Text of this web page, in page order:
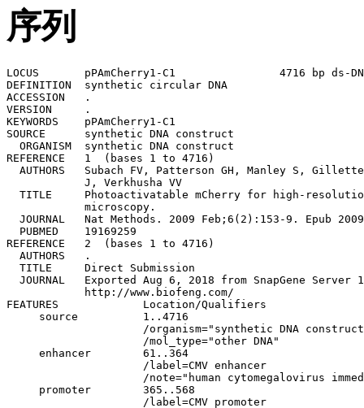
序列
LOCUS       pPAmCherry1-C1                4716 bp ds-
DEFINITION  synthetic circular DNA
ACCESSION   .
VERSION     .
KEYWORDS    pPAmCherry1-C1
SOURCE      synthetic DNA construct
  ORGANISM  synthetic DNA construct
REFERENCE   1  (bases 1 to 4716)
AUTHORS   Subach FV, Patterson GH, Manley S,
            J, Verkhusha VV
TITLE     Photoactivatable mCherry for high-
            microscopy.
JOURNAL   Nat Methods. 2009 Feb;6(2):153-9. Epub
  PUBMED    19169259
REFERENCE   2  (bases 1 to 4716)
  AUTHORS   .
  TITLE     Direct Submission
JOURNAL   Exported Aug 6, 2018 from SnapGene Server
            http://www.biofeng.com/
FEATURES             Location/Qualifiers
     source          1..4716
/organism="synthetic DNA
                     /mol_type="other DNA"
     enhancer        61..364
                     /label=CMV enhancer
/note="human cytomegalovirus
     promoter        365..568
                     /label=CMV promoter